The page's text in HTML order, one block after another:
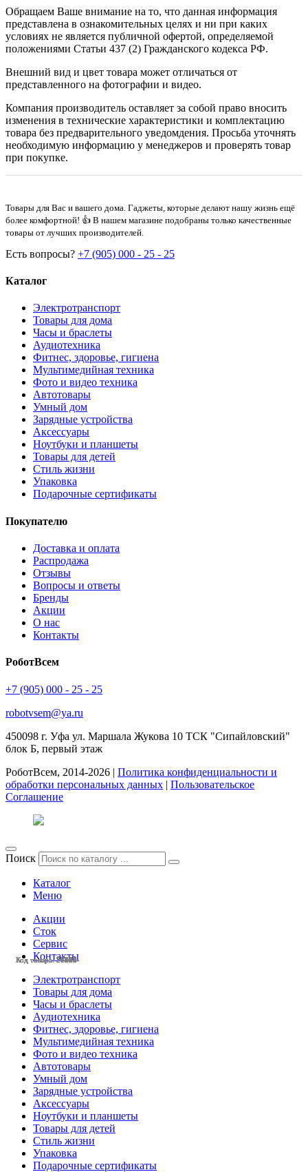
Код товара: 28438
Код товара: 28113
Код товара: 27964
Код товара: 27963
Код товара: 27584
Код товара: 27504
Код товара: 27251
Код товара: 27112
Код товара: 27037
Код товара: 27031
Код товара: 26658
Код товара: 28221
Обращаем Ваше внимание на то, что данная информация
представлена в ознакомительных целях и ни при каких
условиях не является публичной офертой, определяемой
положениями Статьи 437 (2) Гражданского кодекса РФ.
Внешний вид и цвет товара может отличаться от
представленного на фотографии и видео.
Компания производитель оставляет за собой право вносить
изменения в технические характеристики и комплектацию
товара без предварительного уведомдения. Просьба уточнять
необходимую информацию у менеджеров и проверять товар
при покупке.
Товары для Вас и вашего дома. Гаджеты, которые делают нашу жизнь ещё
более комфортной! 👍 В нашем магазине подобраны только качественные
товары от лучших производителей.
Есть вопросы? +7 (905) 000 - 25 - 25
Каталог
Электротранспорт
Товары для дома
Часы и браслеты
Аудиотехника
Фитнес, здоровье, гигиена
Мультимедийная техника
Фото и видео техника
Автотовары
Умный дом
Зарядные устройства
Аксессуары
Ноутбуки и планшеты
Товары для детей
Стиль жизни
Упаковка
Подарочные сертификаты
Покупателю
Доставка и оплата
Распродажа
Отзывы
Вопросы и ответы
Бренды
Акции
О нас
Контакты
РоботВсем
+7 (905) 000 - 25 - 25
robotvsem@ya.ru
450098 г. Уфа ул. Маршала Жукова 10 ТСК "Сипайловский"
блок Б, первый этаж
РоботВсем, 2014-2026 | Политика конфиденциальности и
обработки персональных данных | Пользовательское
Соглашение
Поиск
Каталог
Меню
Акции
Сток
Сервис
Контакты
Электротранспорт
Товары для дома
Часы и браслеты
Аудиотехника
Фитнес, здоровье, гигиена
Мультимедийная техника
Фото и видео техника
Автотовары
Умный дом
Зарядные устройства
Аксессуары
Ноутбуки и планшеты
Товары для детей
Стиль жизни
Упаковка
Подарочные сертификаты